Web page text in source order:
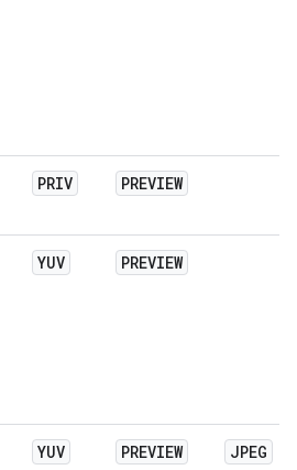
PRIV PREVIEW
YUV PREVIEW
YUV PREVIEW JPEG